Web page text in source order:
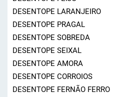
DESENTOPE LARANJEIRO
DESENTOPE PRAGAL
DESENTOPE SOBREDA
DESENTOPE SEIXAL
DESENTOPE AMORA
DESENTOPE CORROIOS
DESENTOPE FERNÃO FERRO